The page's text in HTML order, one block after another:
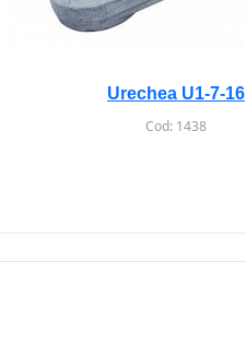
Urechea U1-7-16
Cod: 1438